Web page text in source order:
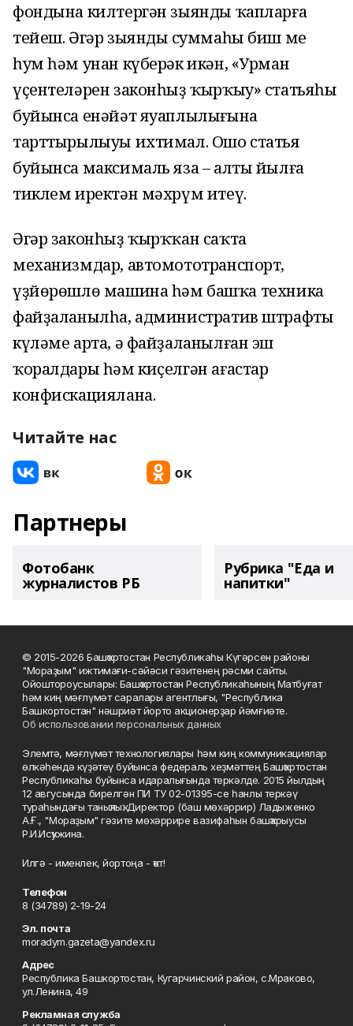
фондына килтергән зыянды ҡапларға
тейеш. Әгәр зыяндың суммаһы биш мең
һум һәм унан күберәк икән, «Урман
үҫентеләрен законһыҙ ҡырҡыу» статьяһы
буйынса енәйәт яуаплылығына
тарттырылыуы ихтимал. Ошо статья
буйынса максималь яза – алты йылға
тиклем иректән мәхрүм итеү.
Әгәр законһыҙ ҡырҡҡан саҡта
механизмдар, автомототранспорт,
үҙйөрөшлө машина һәм башҡа техника
файҙаланылһа, административ штрафтың
күләме арта, ә файҙаланылған эш
ҡоралдары һәм киҫелгән ағастар
конфискациялана.
Читайте нас
Партнеры
Фотобанк
журналистов РБ
Рубрика "Еда и
напитки"
© 2015-2026 Башҡортостан Республикаһы Күгәрсен районы
"Мораҙым" ижтимағи-сәйәси гәзитенең рәсми сайты.
Ойоштороусылары: Башҡортостан Республикаһының Матбуғат
һәм киң мәғлүмәт саралары агентлығы, "Республика
Башкортостан" нәшриәт йорто акционерҙар йәмғиәте.
Об использовании персональных данных
Элемтә, мәғлүмәт технологиялары һәм киң коммуникациялар
өлкәһендә күҙәтеү буйынса федераль хеҙмәттең Башҡортостан
Республикаһы буйынса идаралығында теркәлде. 2015 йылдың
12 авгусында бирелгән ПИ ТУ 02-01395-се һанлы теркәү
тураһындағы таныҡлыҡ. Директор (баш мөхәррир) Ладыженко
А.Ғ., "Мораҙым" гәзите мөхәррире вазифаһын башҡарыусы
Р.И.Исҡужина.
Илгә - именлек, йортоңа - ҡот!
Телефон
8 (34789) 2-19-24
Эл. почта
moradym.gazeta@yandex.ru
Адрес
Республика Башкортостан, Кугарчинский район, с.Мраково,
ул.Ленина, 49
Рекламная служба